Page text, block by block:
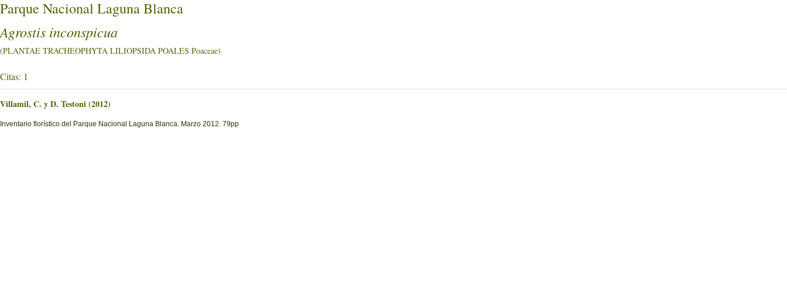
Parque Nacional Laguna Blanca
Agrostis inconspicua
(PLANTAE TRACHEOPHYTA LILIOPSIDA POALES Poaceae)
Citas: 1
Villamil, C. y D. Testoni (2012)
Inventario florístico del Parque Nacional Laguna Blanca. Marzo 2012. 79pp